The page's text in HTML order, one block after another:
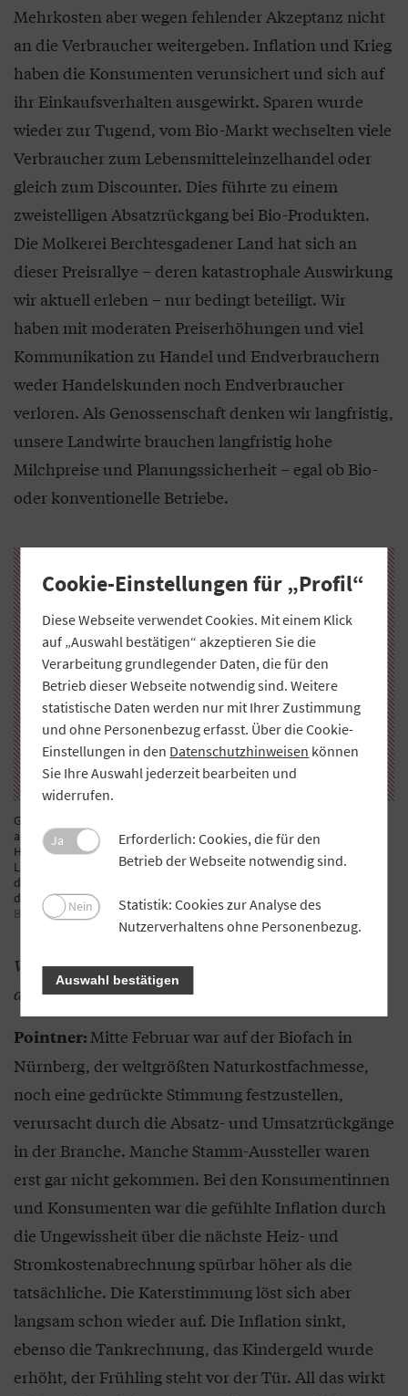
Mehrkosten aber wegen fehlender Akzeptanz nicht
an die Verbraucher weitergeben. Inflation und Krieg
haben die Konsumenten verunsichert und sich auf
ihr Einkaufsverhalten ausgewirkt. Sparen wurde
wieder zur Tugend, vom Bio-Markt wechselten viele
Verbraucher zum Lebensmitteleinzelhandel oder
gleich zum Discounter. Dies führte zu einem
zweistelligen Absatzrückgang bei Bio-Produkten.
Die Molkerei Berchtesgadener Land hat sich an
dieser Preisrallye – deren katastrophale Auswirkung
wir aktuell erleben – nur bedingt beteiligt. Wir
haben mit moderaten Preiserhöhungen und viel
Kommunikation zu Handel und Endverbrauchern
weder Handelskunden noch Endverbraucher
verloren. Als Genossenschaft denken wir langfristig,
unsere Landwirte brauchen langfristig hohe
Milchpreise und Planungssicherheit – egal ob Bio-
oder konventionelle Betriebe.
Gruppenfoto anlässlich der offiziellen Eröffnung der neuen Molkerei
am Hockerfeld in Piding im November 1986 (v. li.): Die Bio-Pioniere
Helmut Pointner, Geschäftsführer der Milchwerke Berchtesgadener
Land Chiemgau eG von 1981 bis 2012, Reinhard Ackermann, Landwirt
der ersten Stunde der Demeter-Milcherfassung 1973, sowie der
damalige Demeter-Berater Bernd Trautvetter.
Foto: Molkerei
Berchtesgadener Land
Was bedeuten die aktuellen Marktverwerfungen für
die Bio-Branche?
Pointner: Mitte Februar war auf der Biofach in
Nürnberg, der weltgrößten Naturkostfachmesse,
noch eine gedrückte Stimmung festzustellen,
verursacht durch die Absatz- und Umsatzrückgänge
in der Branche. Manche Stamm-Aussteller waren
erst gar nicht gekommen. Bei den Konsumentinnen
und Konsumenten war die gefühlte Inflation durch
die Ungewissheit über die nächste Heiz- und
Stromkostenabrechnung spürbar höher als die
tatsächliche. Die Katerstimmung löst sich aber
langsam schon wieder auf. Die Inflation sinkt,
ebenso die Tankrechnung, das Kindergeld wurde
erhöht, der Frühling steht vor der Tür. All das wirkt
Cookie-Einstellungen für „Profil“
Diese Webseite verwendet Cookies. Mit einem Klick
auf „Auswahl bestätigen“ akzeptieren Sie die
Verarbeitung grundlegender Daten, die für den
Betrieb dieser Webseite notwendig sind. Weitere
statistische Daten werden nur mit Ihrer Zustimmung
und ohne Personenbezug erfasst. Über die Cookie-
Einstellungen in den Datenschutzhinweisen können
Sie Ihre Auswahl jederzeit bearbeiten und
widerrufen.
Ja
Erforderlich: Cookies, die für den
Betrieb der Webseite notwendig sind.
Nein
Statistik: Cookies zur Analyse des
Nutzerverhaltens ohne Personenbezug.
Auswahl bestätigen